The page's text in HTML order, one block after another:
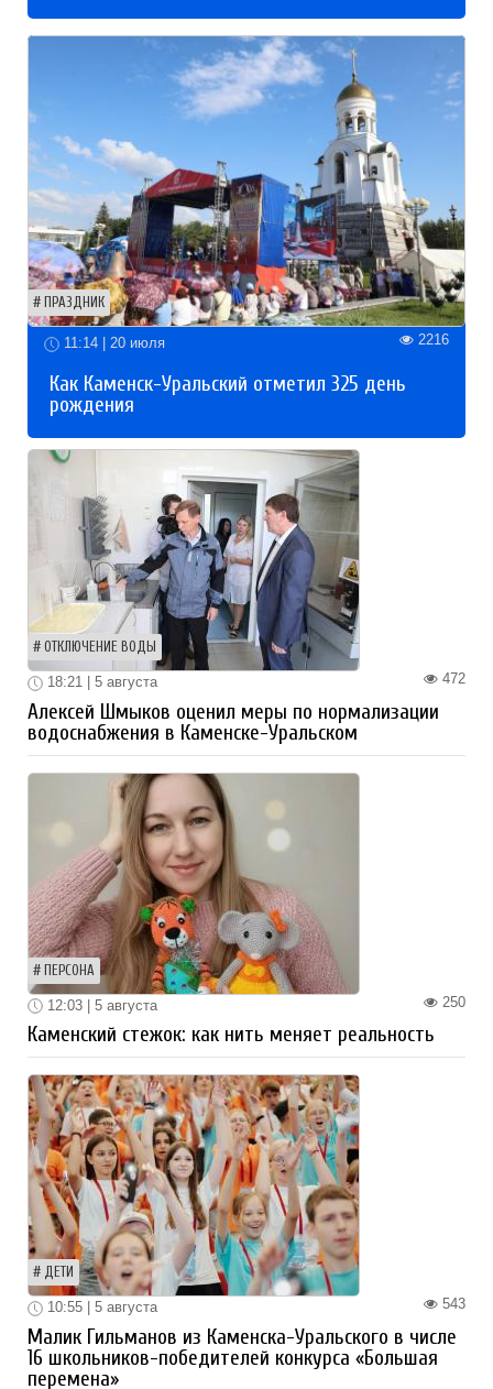
ПРАЗДНИК
11:14 | 20 июля 2216
Как Каменск-Уральский отметил 325 день
рождения
ОТКЛЮЧЕНИЕ ВОДЫ
472
18:21 | 5 августа
Алексей Шмыков оценил меры по нормализации
водоснабжения в Каменске-Уральском
ПЕРСОНА
250
12:03 | 5 августа
Каменский стежок: как нить меняет реальность
ДЕТИ
543
10:55 | 5 августа
Малик Гильманов из Каменска-Уральского в числе
16 школьников-победителей конкурса «Большая
перемена»